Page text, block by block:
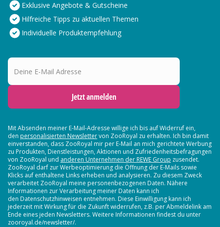
Exklusive Angebote & Gutscheine
Hilfreiche Tipps zu aktuellen Themen
Individuelle Produktempfehlung
Deine E-Mail Adresse
Jetzt anmelden
Mit Absenden meiner E-Mail-Adresse willige ich bis auf Widerruf ein,
den personalisierten Newslettervon ZooRoyal zu erhalten. Ich bin damit
einverstanden, dass ZooRoyal mir per E-Mail an mich gerichtete Werbung
zu Produkten, Dienstleistungen, Aktionen und Zufriedenheitsbefragungen
von ZooRoyal und anderen Unternehmen der REWE Group zusendet.
ZooRoyal darf zur Werbeoptimierung die Öffnung der E-Mails sowie
Klicks auf enthaltene Links erheben und analysieren. Zu diesem Zweck
verarbeitet ZooRoyal meine personenbezogenen Daten. Nähere
Informationen zur Verarbeitung meiner Daten kann ich
den Datenschutzhinweisen entnehmen. Diese Einwilligung kann ich
jederzeit mit Wirkung für die Zukunft widerrufen, z.B. per Abmeldelink am
Ende eines jeden Newsletters. Weitere Informationen findest du unter
zooroyal.de/newsletter/.